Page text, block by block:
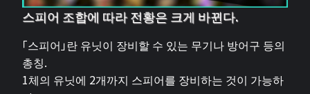
스피어 조합에 따라 전황은 크게 바뀐다.
「스피어」란 유닛이 장비할 수 있는 무기나 방어구 등의
총칭.
1체의 유닛에 2개까지 스피어를 장비하는 것이 가능하